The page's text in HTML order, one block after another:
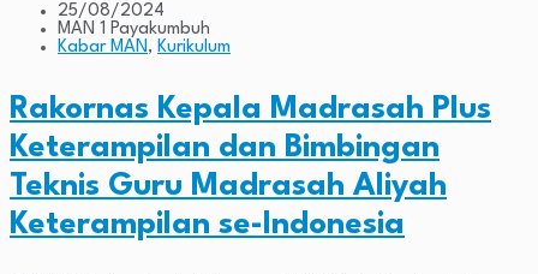
25/08/2024
MAN 1 Payakumbuh
Kabar MAN , Kurikulum
Rakornas Kepala Madrasah Plus
Keterampilan dan Bimbingan
Teknis Guru Madrasah Aliyah
Keterampilan se-Indonesia